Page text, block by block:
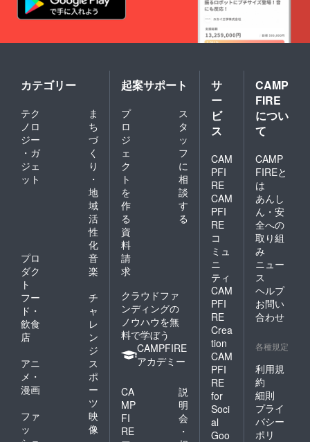
カテゴリー
テク
ノロ
ジー
・ガ
ジェ
ット
ま
ち
づ
く
り
・
地
域
活
性
化
プロ
ダク
ト
音
楽
フー
ド・
飲食
店
チ
ャ
レ
ン
ジ
アニ
メ・
漫画
ス
ポ
ー
ツ
ファ
ッ
映
像
起案サポート
プ
ロ
ジ
ェ
ク
ト
を
作
る
ス
タ
ッ
フ
に
相
談
す
る
資
料
請
求
クラウドファ
ンディングの
ノウハウを無
料で学ぼう
CAMPFIRE
アカデミー
CA
MP
FI
RE
説
明
会
・
サ
ー
ビ
ス
CAM
PFI
RE
CAM
PFI
RE
コ
ミュ
ニ
ティ
CAM
PFI
RE
Crea
tion
CAM
PFI
RE
for
Soci
al
Goo
CAMP
FIRE
につい
て
CAMP
FIREと
は
あんし
ん・安
全への
取り組
み
ニュー
ス
ヘルプ
お問い
合わせ
各種規定
利用規
約
細則
プライ
バシー
ポリ